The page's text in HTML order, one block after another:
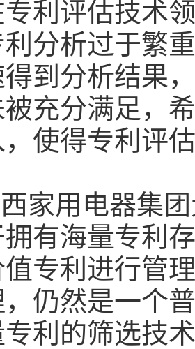
利评估技术
分析过于繁
到分析结果
充分满足，
使得专利评
家用电器集
有海量专利
专利进行管
仍然是一个
利的筛选技